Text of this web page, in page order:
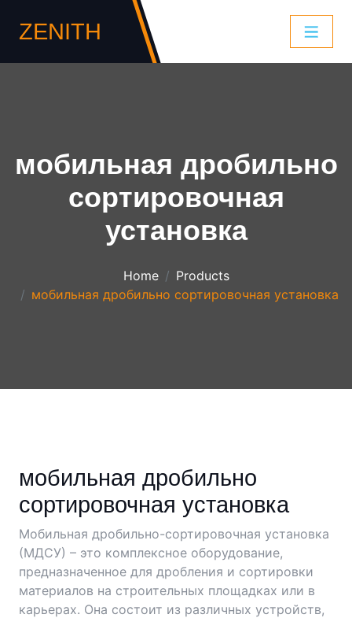
ZENITH
мобильная дробильно
сортировочная
установка
Home
Products
мобильная дробильно сортировочная установка
мобильная дробильно
сортировочная установка
Мобильная дробильно-сортировочная установка
(МДСУ) – это комплексное оборудование,
предназначенное для дробления и сортировки
материалов на строительных площадках или в
карьерах. Она состоит из различных устройств,